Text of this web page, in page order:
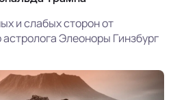
и слабых сторон от
Элеоноры Гинзбург